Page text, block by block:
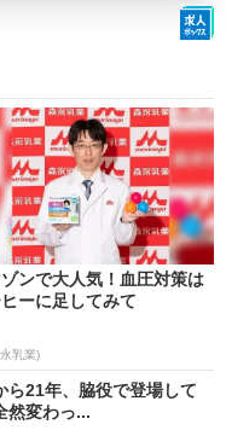
ンで大人気！血圧対策は
ーに足してみて
乳業)
ら21年、脇役で登場して
変わっ...